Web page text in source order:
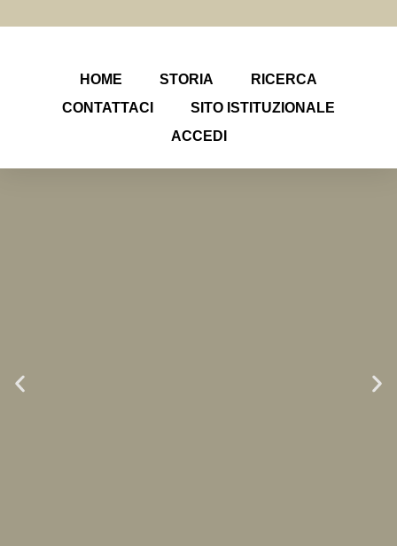
HOME STORIA
RICERCA
CONTATTACI
SITO ISTITUZIONALE
ACCEDI